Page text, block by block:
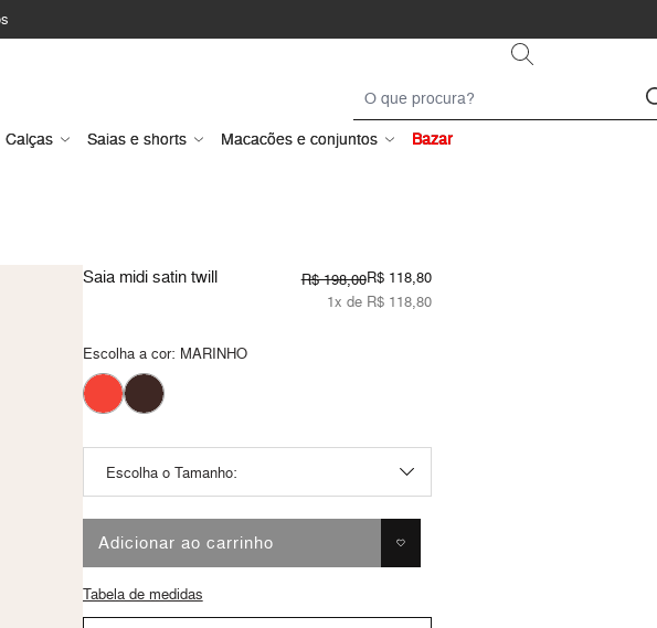
Calças Saias e shorts Macacões e conjuntos Bazar
Saia midi satin twill R$ 198,00R$ 118,80
1x de R$ 118,80
Escolha a cor: MARINHO
Adicionar ao carrinho
Tabela de medidas